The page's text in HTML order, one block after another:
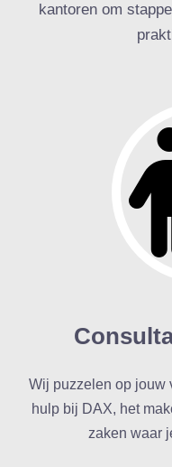
kantoren om
Wij puzzelen op jouw
hulp bij DAX, het
zaken waar